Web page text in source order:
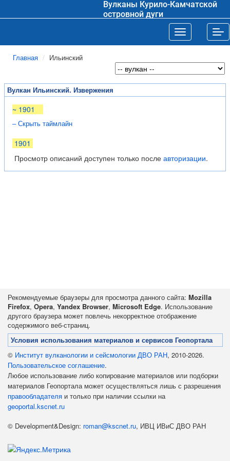
Вулканы Курило-Камчатской
островной дуги
Toggle
Главная Ильинский
Вулкан Ильинский. Извержения
~ 1901
– Скрыть таймлайн
1901
Просмотр описаний доступен только после авторизации.
Рекомендуемые браузеры для просмотра данного сайта: Mozilla
Firefox, Opera, Yandex Browser, Microsoft Edge. Использование
другого браузера может повлечь некорректное отображение
содержимого веб-страниц.
Условия использования материалов и сервисов Геопортала
© Институт вулканологии и сейсмологии ДВО РАН, 2010-2026.
Пользовательское соглашение.
Любое использование либо копирование материалов или подборки
материалов Геопортала может осуществляться лишь с разрешения
правообладателя и только при наличии ссылки на
geoportal.kscnet.ru
© Development&Design: roman@kscnet.ru, ИВЦ ИВиС ДВО РАН